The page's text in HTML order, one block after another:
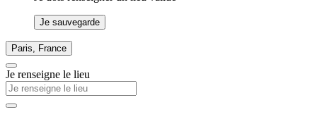
Je sauvegarde
Paris, France
Je renseigne le lieu